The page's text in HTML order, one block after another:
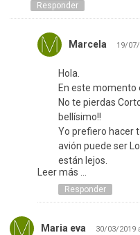
Responder
Marcela 19/
Hola.
En este momento
No te pierdas
bellísimo!!
Yo prefiero hacer
avión puede ser
están lejos.
Suerte!!
Leer más ...
Responder
Maria eva 30/03/2019